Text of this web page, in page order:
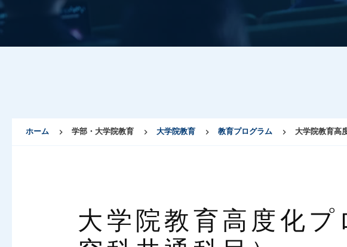
ホーム 学部・大学院教育 大学院教育 教育プログラム 大学院教育高
大学院教育高度化プ